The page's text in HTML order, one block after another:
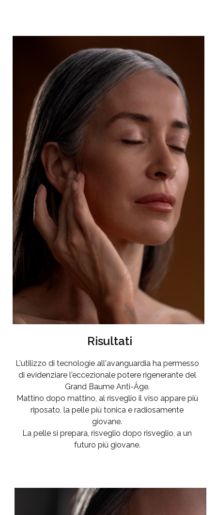
Risultati
L'utilizzo di tecnologie all'avanguardia ha permesso
di evidenziare l'eccezionale potere rigenerante del
Grand Baume Anti-Âge.
Mattino dopo mattino, al risveglio il viso appare più
riposato, la pelle più tonica e radiosamente
giovane.
La pelle si prepara, risveglio dopo risveglio, a un
futuro più giovane.